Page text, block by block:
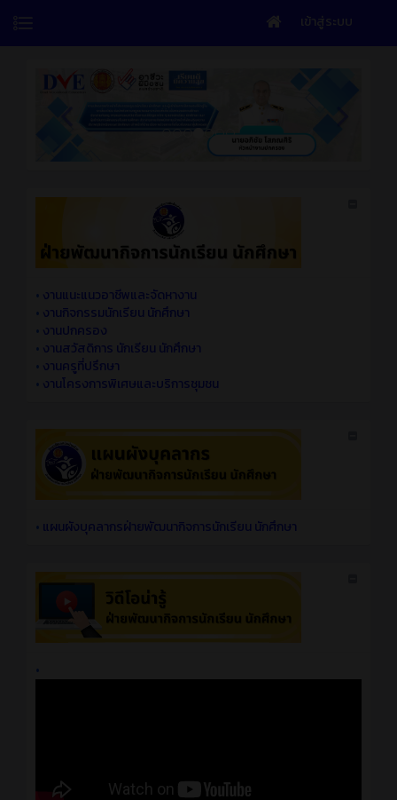
เข้าสู่ระบบ
• งานแนะแนวอาชีพและจัดหางาน
• งานกิจกรรมนักเรียน นักศึกษา
• งานปกครอง
• งานสวัสดิการ นักเรียน นักศึกษา
• งานครูที่ปรึกษา
• งานโครงการพิเศษและบริการชุมชน
• แผนผังบุคลากรฝ่ายพัฒนากิจการนักเรียน นักศึกษา
•